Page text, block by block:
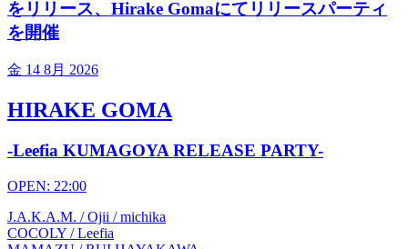
をリリース、Hirake Gomaにてリリースパーティ
を開催
金 14 8月 2026
HIRAKE GOMA
-Leefia KUMAGOYA RELEASE PARTY-
OPEN: 22:00
J.A.K.A.M. / Ojii / michika
COCOLY / Leefia